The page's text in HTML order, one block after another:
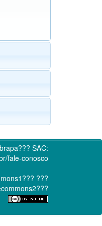
SAC:
fale-conosco
???